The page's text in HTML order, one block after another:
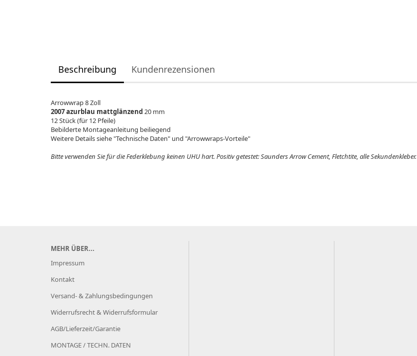
Beschreibung Kundenrezensionen
Arrowwrap 8 Zoll
2007 azurblau mattglänzend20 mm
12 Stück (für 12 Pfeile)
Bebilderte Montageanleitung beiliegend
Weitere Details siehe "Technische Daten" und "Arrowwraps-Vorteile"
Bitte verwenden Sie für die Federklebung keinen UHU hart. Positiv getestet: Saunders Arrow Cement, Fletchtite, alle Sekundenkleber.
MEHR ÜBER...
Impressum
Kontakt
Versand- & Zahlungsbedingungen
Widerrufsrecht & Widerrufsformular
AGB/Lieferzeit/Garantie
MONTAGE / TECHN. DATEN